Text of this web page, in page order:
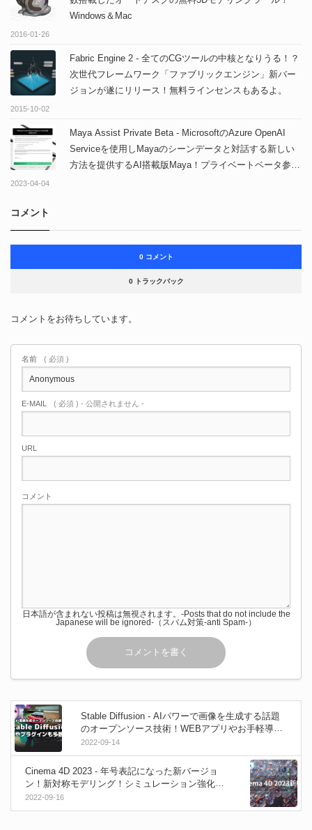
Windows＆Mac
2016-01-26
Fabric Engine 2 - 全てのCGツールの中核となりうる！？
次世代フレームワーク「ファブリックエンジン」新バー
ジョンが遂にリリース！無料ラインセンスもあるよ。
2015-10-02
Maya Assist Private Beta - MicrosoftのAzure OpenAI
Serviceを使用しMayaのシーンデータと対話する新しい
方法を提供するAI搭載版Maya！プライベートベータ参加
2023-04-04
コメント
0 コメント
0 トラックバック
コメントをお待ちしています。
名前 ( 必須 )
E-MAIL ( 必須 ) - 公開されません -
URL
コメント
日本語が含まれない投稿は無視されます。-Posts that do not include the
Japanese will be ignored-（スパム対策-anti Spam-）
Stable Diffusion - AIパワーで画像を生成する話題
のオープンソース技術！WEBアプリやお手軽導入
アプリ、Photoshop、クリスタ、Gimp、Krita、Ble
nder向けにプラグインも登場し拡大中！
2022-09-14
Cinema 4D 2023 - 年号表記になった新バージョ
ン！新対称モデリング！シミュレーション強化！O
CIOサポートなどを追加！
2022-09-16